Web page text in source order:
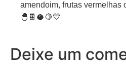
amendoim, frutas vermelhas
🐣🍫🥥🍋💛
Deixe um